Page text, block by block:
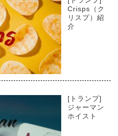
Crisps（ク
リスプ）紹
介
[トランプ]
ジャーマン
ホイスト